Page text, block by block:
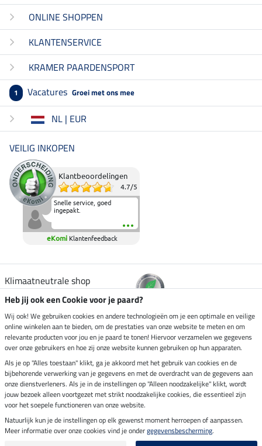
ONLINE SHOPPEN
KLANTENSERVICE
KRAMER PAARDENSPORT
1 Vacatures Groei met ons mee
NL | EUR
VEILIG INKOPEN
Klantbeoordelingen
4.7/5
Snelle service, goed
ingepakt.
eKomi Klantenfeedback
Klimaatneutrale shop
Verzending per
Veilig betalen met
Impressum
Laatste update op 09.08.2026 om 07:13 uur
Heb jij ook een Cookie voor je paard?
Wij ook! We gebruiken cookies en andere technologieën om je een optimale en veilige
online winkelen aan te bieden, om de prestaties van onze website te meten en om
relevante producten voor jou en je paard te tonen! Hiervoor verzamelen we gegevens
over onze gebruikers en hoe zij onze website kunnen gebruiken op hun apparaten.
Als je op "Alles toestaan" klikt, ga je akkoord met het gebruik van cookies en de
bijbehorende verwerking van je gegevens en met de overdracht van de gegevens aan
onze dienstverleners. Als je in de instellingen op "Alleen noodzakelijke" klikt, wordt
jouw bezoek alleen voortgezet met strikt noodzakelijke cookies, die essentieel zijn
voor het soepele functioneren van onze website.
Natuurlijk kun je de instellingen op elk gewenst moment herroepen of aanpassen.
Meer informatie over onze cookies vind je ondergegevensbescherming.